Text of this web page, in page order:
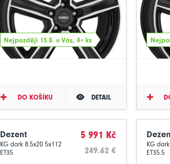
Nejpozději 13.8. u Vás, 4+ ks
DO KOŠÍKU DETAIL
Dezent
KG dark 8.5x20 5x112
ET35
5 991 Kč
249.62 €
KG
ET35.5